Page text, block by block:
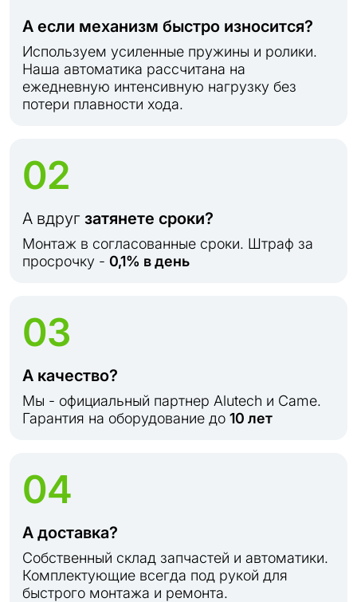
А если механизм быстро износится?
Используем усиленные пружины и ролики.
Наша автоматика рассчитана на
ежедневную интенсивную нагрузку без
потери плавности хода.
02
А вдруг затянете сроки?
Монтаж в согласованные сроки. Штраф за
просрочку - 0,1% в день
03
А качество?
Мы - официальный партнер Alutech и Came.
Гарантия на оборудование до 10 лет
04
А доставка?
Собственный склад запчастей и автоматики.
Комплектующие всегда под рукой для
быстрого монтажа и ремонта.